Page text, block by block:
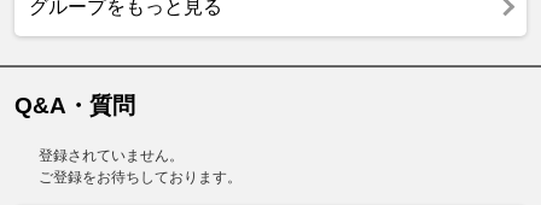
グループをもっと見る
Q&A・質問
登録されていません。
ご登録をお待ちしております。